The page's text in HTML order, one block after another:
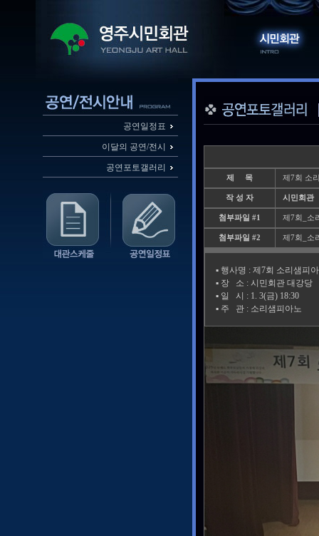
공연일정표
이달의 공연/전시
공연포토갤러리
제 목 제7회 소
작 성 자 시민회관
첨부파일 #1 제7회_소
첨부파일 #2 제7회_소
▪️ 행사명 : 제7회 소리샘피
▪️ 장 소 : 시민회관 대강당
▪️ 일 시 : 1. 3(금) 18:30
▪️ 주 관 : 소리샘피아노